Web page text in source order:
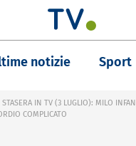
notizie Sport
STASERA IN TV (3 LUGLIO): MILO
COMPLICATO